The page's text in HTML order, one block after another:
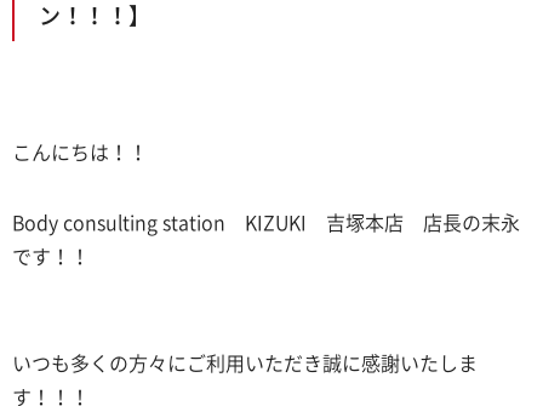
ン！！！】
こんにちは！！
Body consulting station KIZUKI 吉塚本店 店長の末永
です！！
いつも多くの方々にご利用いただき誠に感謝いたしま
す！！！